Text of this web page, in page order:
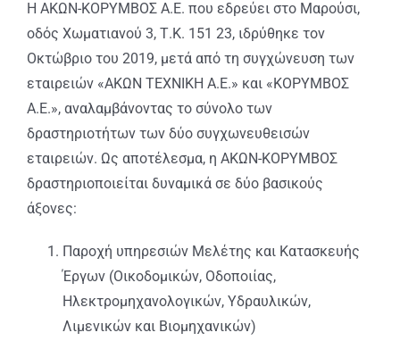
Η ΑΚΩΝ-ΚΟΡΥΜΒΟΣ Α.Ε. που εδρεύει στο Μαρούσι,
οδός Χωματιανού 3, Τ.Κ. 151 23, ιδρύθηκε τον
Οκτώβριο του 2019, μετά από τη συγχώνευση των
εταιρειών «ΑΚΩΝ ΤΕΧΝΙΚΗ Α.Ε.» και «ΚΟΡΥΜΒΟΣ
Α.Ε.», αναλαμβάνοντας το σύνολο των
δραστηριοτήτων των δύο συγχωνευθεισών
εταιρειών. Ως αποτέλεσμα, η ΑΚΩΝ-ΚΟΡΥΜΒΟΣ
δραστηριοποιείται δυναμικά σε δύο βασικούς
άξονες:
Παροχή υπηρεσιών Μελέτης και Κατασκευής
Έργων (Οικοδομικών, Οδοποιίας,
Ηλεκτρομηχανολογικών, Υδραυλικών,
Λιμενικών και Βιομηχανικών)